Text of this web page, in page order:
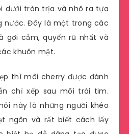
dưới tròn trịa và nhô ra tựa
nước. Đây là một trong các
gợi cảm, quyến rũ nhất và
khuôn mặt.
thì môi cherry được đánh
chỉ xếp sau môi trái tim.
này là những người khéo
ngôn và rất biết cách lấy